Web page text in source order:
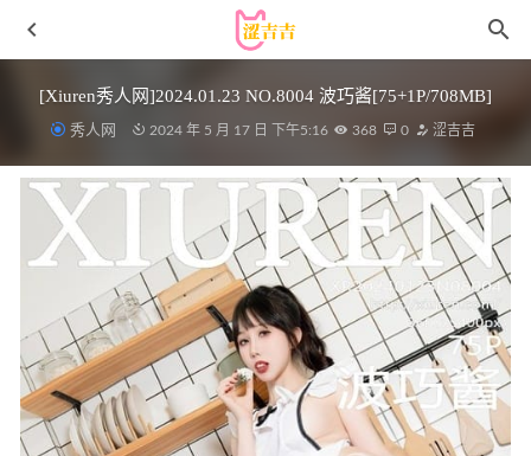
[Xiuren秀人网]2024.01.23 NO.8004 波巧酱[75+1P/708MB]
秀人网 2024 年 5 月 17 日 下午5:16 368 0 涩吉吉
wendydydydy_酱油 – NO.12 蔚蓝档案-飞鸟马时兔女郎[17P-
30MB] 2025-11-07
许岚LAN NO.30 泳池竟泳 [40P-365M] 2023-11-21
[微密圈]鱼神 – 另类刺激 [22P-152M]
2025-04-18